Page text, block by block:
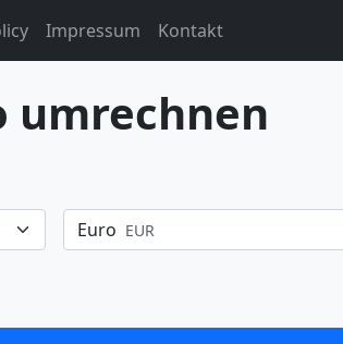
Impressum Kontakt
umrechnen
Euro EUR